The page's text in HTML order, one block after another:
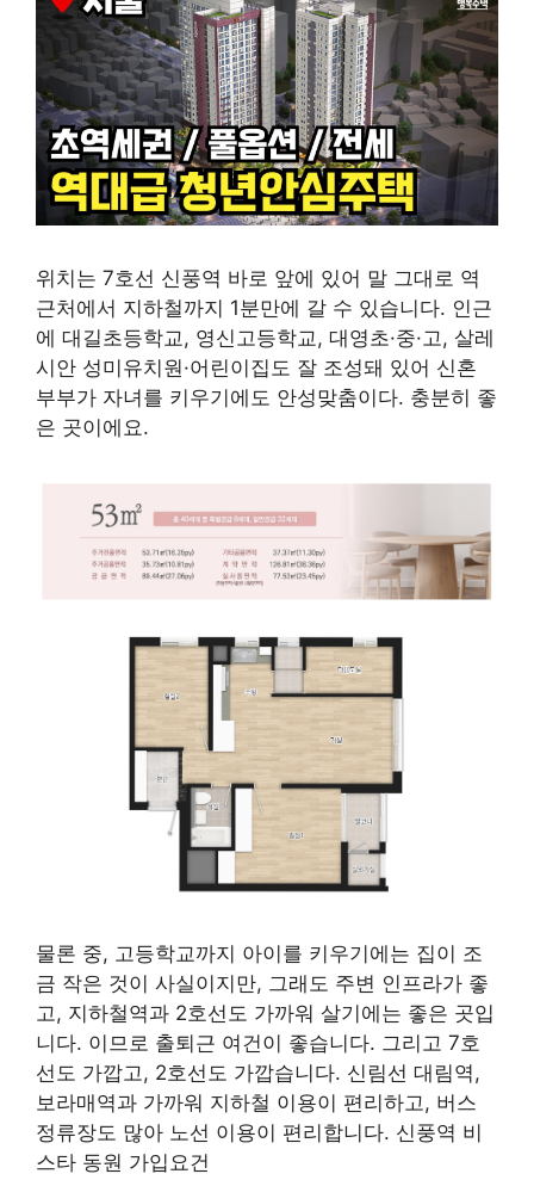
위치는 7호선 신풍역 바로 앞에 있어 말 그대로 역
근처에서 지하철까지 1분만에 갈 수 있습니다. 인근
에 대길초등학교, 영신고등학교, 대영초·중·고, 살레
시안 성미유치원·어린이집도 잘 조성돼 있어 신혼
부부가 자녀를 키우기에도 안성맞춤이다. 충분히 좋
은 곳이에요.
물론 중, 고등학교까지 아이를 키우기에는 집이 조
금 작은 것이 사실이지만, 그래도 주변 인프라가 좋
고, 지하철역과 2호선도 가까워 살기에는 좋은 곳입
니다. 이므로 출퇴근 여건이 좋습니다. 그리고 7호
선도 가깝고, 2호선도 가깝습니다. 신림선 대림역,
보라매역과 가까워 지하철 이용이 편리하고, 버스
정류장도 많아 노선 이용이 편리합니다. 신풍역 비
스타 동원 가입요건